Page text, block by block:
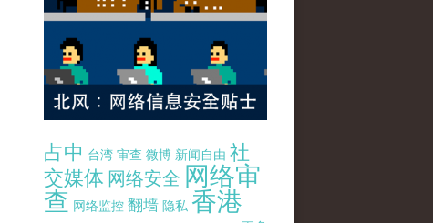
占中 台湾 审查 微博 新闻自由 社
交媒体 网络安全 网络审
查 网络监控 翻墙 隐私 香港